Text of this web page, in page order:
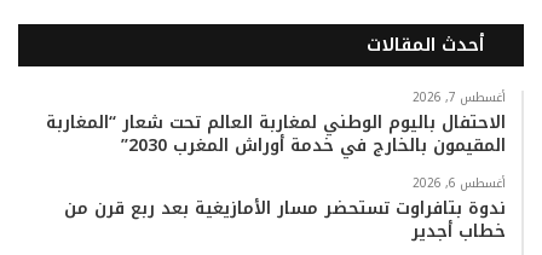
س
و
ك
ي
ت
ر
ت
ي
و
ب
س
ت
ق
ر
k
o
k
ت
س
ب
أحدث المقالات
أغسطس 7, 2026
الاحتفال باليوم الوطني لمغاربة العالم تحت شعار “المغاربة
المقيمون بالخارج في خدمة أوراش المغرب 2030”
أغسطس 6, 2026
ندوة بتافراوت تستحضر مسار الأمازيغية بعد ربع قرن من
خطاب أجدير